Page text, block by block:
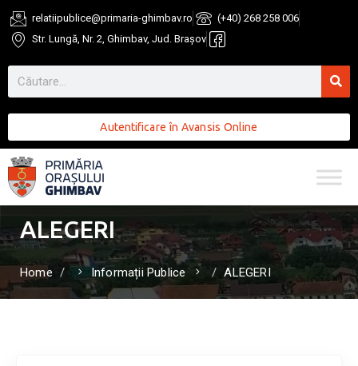
relatiipublice@primaria-ghimbav.ro
(+40) 268 258 006
Str. Lungă, Nr. 2, Ghimbav, Jud. Brașov
Autentificare în Avansis Online
ALEGERI
Home Informații Publice ALEGERI